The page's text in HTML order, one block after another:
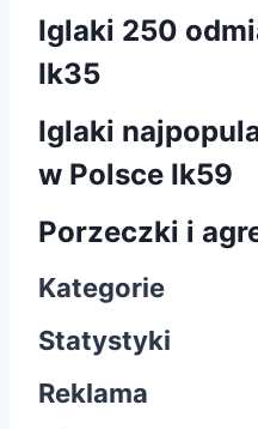
Iglaki 250
Ik35
Iglaki
w Polsce Ik59
Porzeczki i
Kategorie
Statystyki
Reklama